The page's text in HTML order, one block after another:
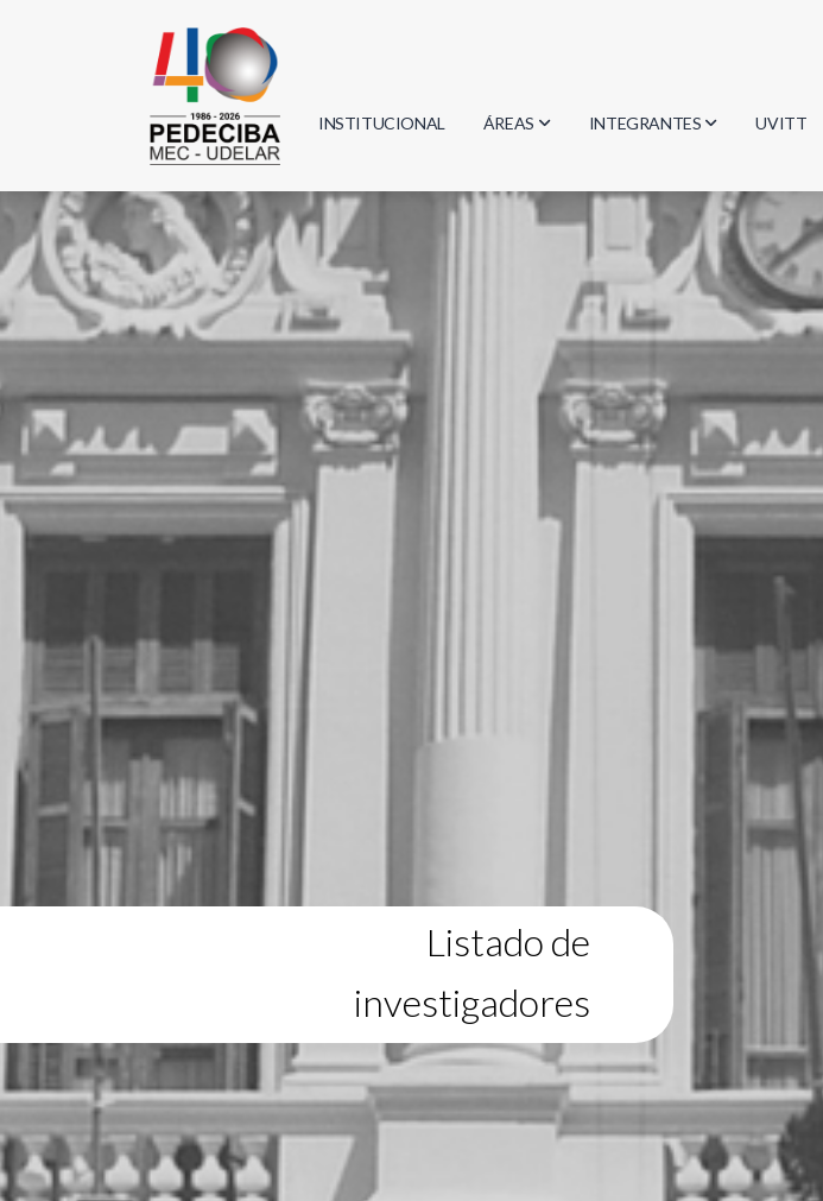
INSTITUCIONAL ÁREAS
Biología
Informática
Matemática
INTEGRANTES
Investigadores
Estudiantes
Egresados
UVITT
Listado de
investigadores